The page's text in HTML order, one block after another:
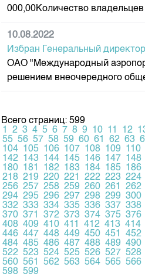
000,00Количество
10.08.2022
Избран Генеральный
ОАО "Международный
решением внеочередного
Всего страниц: 599
1
2 3 4 5 6 7 8 9 10 11 12
55 56 57 58 59 60 61 62 63
104 105 106 107 108 109 110
142 143 144 145 146 147 148
180 181 182 183 184 185 186
218 219 220 221 222 223 224
256 257 258 259 260 261 262
294 295 296 297 298 299 300
332 333 334 335 336 337 338
370 371 372 373 374 375 376
408 409 410 411 412 413 414
446 447 448 449 450 451 452
484 485 486 487 488 489 490
522 523 524 525 526 527 528
560 561 562 563 564 565 566
598 599